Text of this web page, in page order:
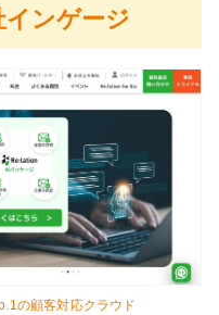
ンゲージ
の顧客対応クラウド